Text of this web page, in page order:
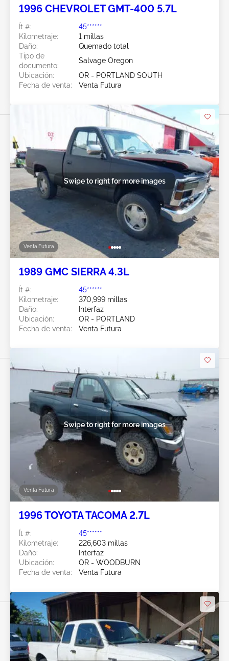
1996 CHEVROLET GMT-400 5.7L
Ít #:
45******
Kilometraje:
1 millas
Daño:
Quemado total
Tipo de
documento:
Salvage Oregon
Ubicación:
OR - PORTLAND SOUTH
Fecha de venta:
Venta Futura
Venta Futura
Swipe to right for more images
1989 GMC SIERRA 4.3L
Ít #:
45******
Kilometraje:
370,999 millas
Daño:
Interfaz
Ubicación:
OR - PORTLAND
Fecha de venta:
Venta Futura
Venta Futura
Swipe to right for more images
1996 TOYOTA TACOMA 2.7L
Ít #:
45******
Kilometraje:
226,603 millas
Daño:
Interfaz
Ubicación:
OR - WOODBURN
Fecha de venta:
Venta Futura